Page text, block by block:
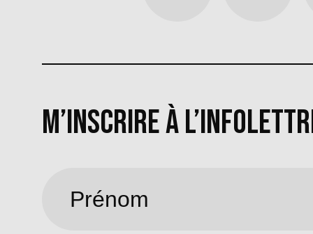
M’INSCRIRE À